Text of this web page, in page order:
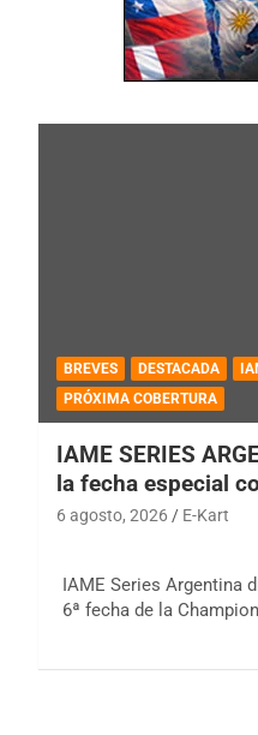
BREVES DESTACADA
PRÓXIMA COBERTURA
IAME SERIES
la fecha especial
6 agosto, 2026 E-Kart
IAME Series Argentina
6ª fecha de la